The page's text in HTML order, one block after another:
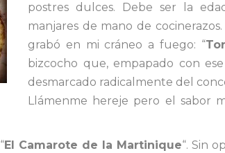
postres dulces. Debe ser la
manjares de mano de
grabó en mi cráneo a fuego: “
bizcocho que, empapado con
desmarcado radicalmente del
Llámenme hereje pero el sabor
El Camarote de la Martinique“. Sin